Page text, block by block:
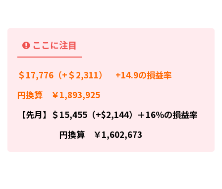
ここに注目
＄17,776（+＄2,311） +14.9の損益率
円換算 ￥1,893,925
【先月】＄15,455（+$2,144）＋16％の損益率
円換算 ￥1,602,673